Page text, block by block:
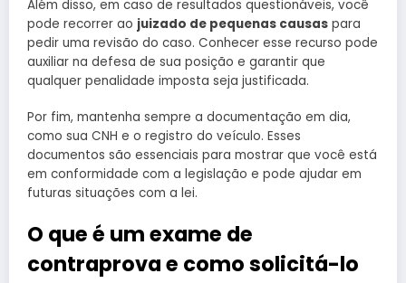
Além disso, em caso de resultados questionáveis, você
pode recorrer ao juizado de pequenas causas para
pedir uma revisão do caso. Conhecer esse recurso pode
auxiliar na defesa de sua posição e garantir que
qualquer penalidade imposta seja justificada.
Por fim, mantenha sempre a documentação em dia,
como sua CNH e o registro do veículo. Esses
documentos são essenciais para mostrar que você está
em conformidade com a legislação e pode ajudar em
futuras situações com a lei.
O que é um exame de
contraprova e como solicitá-lo